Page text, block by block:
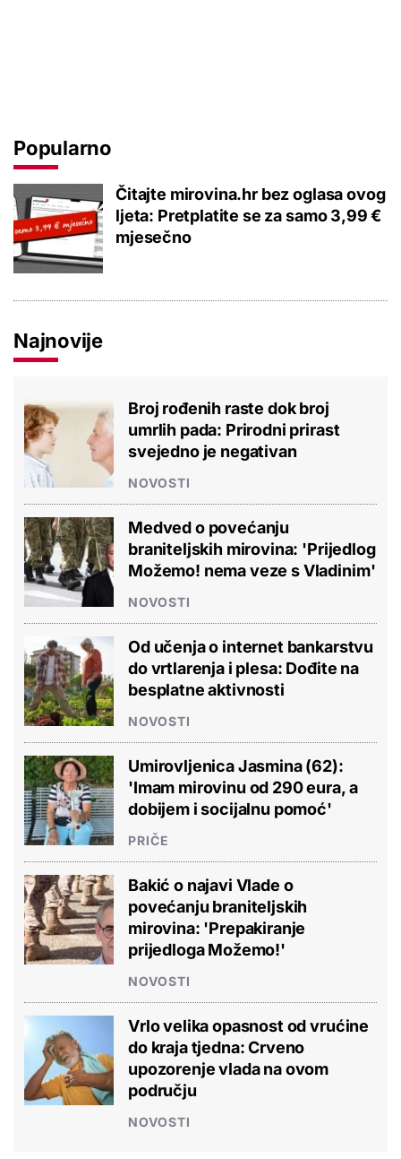
Popularno
Čitajte mirovina.hr bez oglasa ovog
ljeta: Pretplatite se za samo 3,99 €
mjesečno
Najnovije
Broj rođenih raste dok broj
umrlih pada: Prirodni prirast
svejedno je negativan
NOVOSTI
Medved o povećanju
braniteljskih mirovina: 'Prijedlog
Možemo! nema veze s Vladinim'
NOVOSTI
Od učenja o internet bankarstvu
do vrtlarenja i plesa: Dođite na
besplatne aktivnosti
NOVOSTI
Umirovljenica Jasmina (62):
'Imam mirovinu od 290 eura, a
dobijem i socijalnu pomoć'
PRIČE
Bakić o najavi Vlade o
povećanju braniteljskih
mirovina: 'Prepakiranje
prijedloga Možemo!'
NOVOSTI
Vrlo velika opasnost od vrućine
do kraja tjedna: Crveno
upozorenje vlada na ovom
području
NOVOSTI